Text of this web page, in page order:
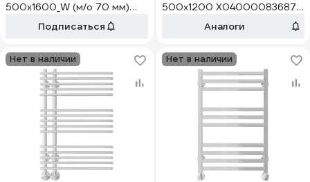
500x1600_W (м/о 70 мм)
X04000083674
Подписаться
500x1200 X04000083687
00000073757
Аналоги
Нет в наличии Нет в наличии